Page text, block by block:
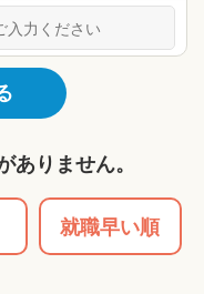
りません。
就職早い順